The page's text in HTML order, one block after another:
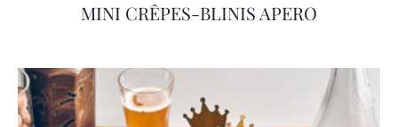
MINI CRÊPES-BLINIS APERO